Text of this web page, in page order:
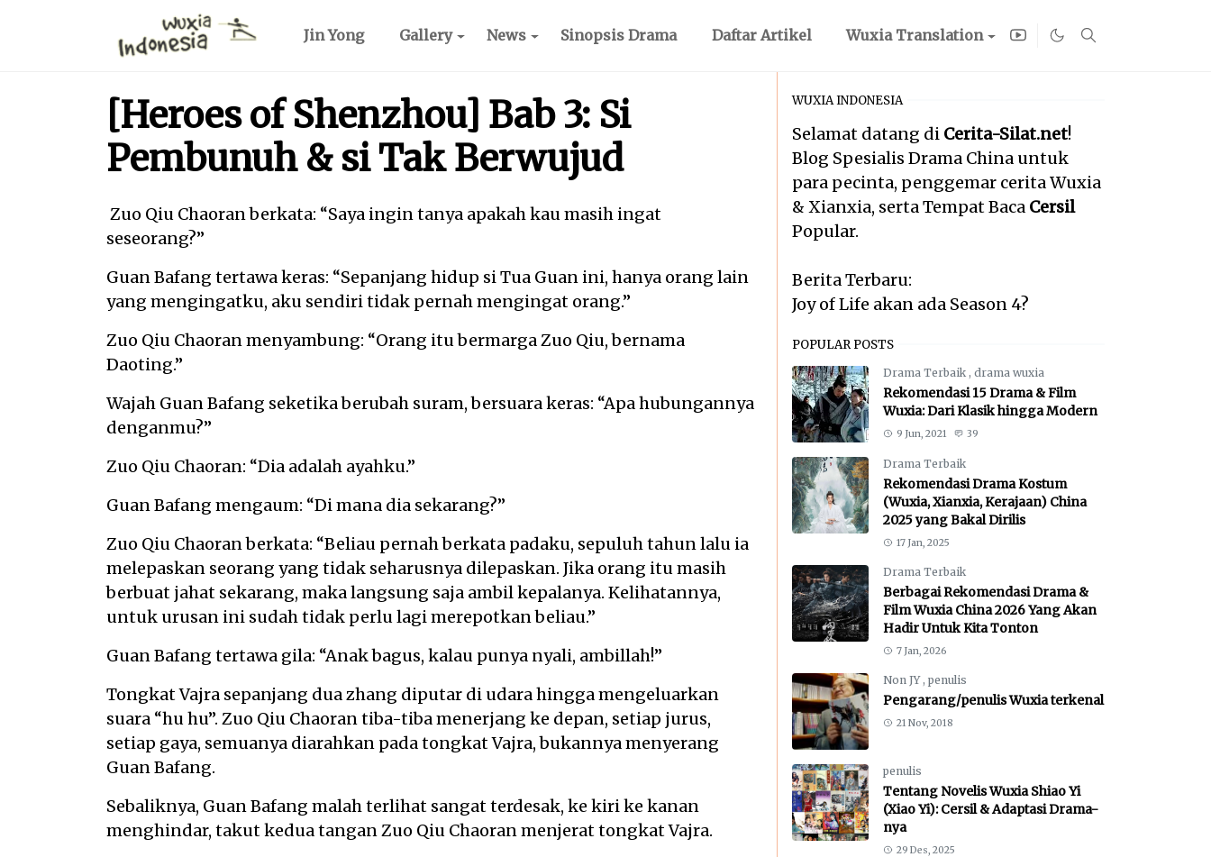
Jin Yong Gallery News Sinopsis Drama Daftar Artikel Wuxia Translation
[Heroes of Shenzhou] Bab 3: Si
Pembunuh & si Tak Berwujud
Zuo Qiu Chaoran berkata: “Saya ingin tanya apakah kau masih ingat
seseorang?”
Guan Bafang tertawa keras: “Sepanjang hidup si Tua Guan ini, hanya orang lain
yang mengingatku, aku sendiri tidak pernah mengingat orang.”
Zuo Qiu Chaoran menyambung: “Orang itu bermarga Zuo Qiu, bernama
Daoting.”
Wajah Guan Bafang seketika berubah suram, bersuara keras: “Apa hubungannya
denganmu?”
Zuo Qiu Chaoran: “Dia adalah ayahku.”
Guan Bafang mengaum: “Di mana dia sekarang?”
Zuo Qiu Chaoran berkata: “Beliau pernah berkata padaku, sepuluh tahun lalu ia
melepaskan seorang yang tidak seharusnya dilepaskan. Jika orang itu masih
berbuat jahat sekarang, maka langsung saja ambil kepalanya. Kelihatannya,
untuk urusan ini sudah tidak perlu lagi merepotkan beliau.”
Guan Bafang tertawa gila: “Anak bagus, kalau punya nyali, ambillah!”
Tongkat Vajra sepanjang dua zhang diputar di udara hingga mengeluarkan
suara “hu hu”. Zuo Qiu Chaoran tiba-tiba menerjang ke depan, setiap jurus,
setiap gaya, semuanya diarahkan pada tongkat Vajra, bukannya menyerang
Guan Bafang.
Sebaliknya, Guan Bafang malah terlihat sangat terdesak, ke kiri ke kanan
menghindar, takut kedua tangan Zuo Qiu Chaoran menjerat tongkat Vajra.
WUXIA INDONESIA
Selamat datang di Cerita-Silat.net!
Blog Spesialis Drama China untuk
para pecinta, penggemar cerita Wuxia
& Xianxia, serta Tempat Baca Cersil
Popular.
Berita Terbaru:
Joy of Life akan ada Season 4?
POPULAR POSTS
Drama Terbaik , drama wuxia
Rekomendasi 15 Drama & Film
Wuxia: Dari Klasik hingga Modern
9 Jun, 2021 39
Drama Terbaik
Rekomendasi Drama Kostum
(Wuxia, Xianxia, Kerajaan) China
2025 yang Bakal Dirilis
17 Jan, 2025
Drama Terbaik
Berbagai Rekomendasi Drama &
Film Wuxia China 2026 Yang Akan
Hadir Untuk Kita Tonton
7 Jan, 2026
Non JY , penulis
Pengarang/penulis Wuxia terkenal
21 Nov, 2018
penulis
Tentang Novelis Wuxia Shiao Yi
(Xiao Yi): Cersil & Adaptasi Drama-
nya
29 Des, 2025